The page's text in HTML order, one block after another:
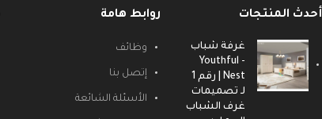
أحدث المنتجات
غرفة شباب
- Youthful
Nest | رقم 1
لـ تصميمات
غرف الشباب
روابط هامة
وظائف
إتصل بنا
الأسئلة الشائعة